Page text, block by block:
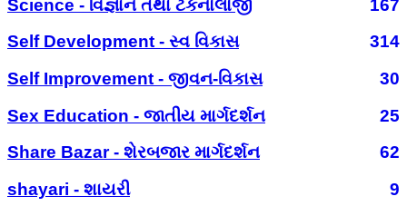
Science - વિજ્ઞાન તથા ટેકનોલોજી
167
Self Development - સ્વ વિકાસ
314
Self Improvement - જીવન-વિકાસ
30
Sex Education - જાતીય માર્ગદર્શન
25
Share Bazar - શેરબજાર માર્ગદર્શન
62
shayari - શાયરી
9